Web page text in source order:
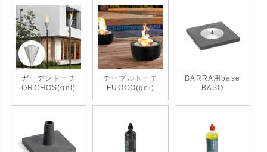
ガーデントーチ
ORCHOS(gel)
テーブルトーチ
FUOCO(gel)
BARRA用base
BASO